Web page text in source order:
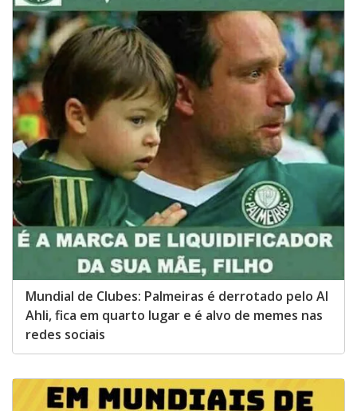
Mundial de Clubes: Palmeiras é derrotado pelo Al
Ahli, fica em quarto lugar e é alvo de memes nas
redes sociais